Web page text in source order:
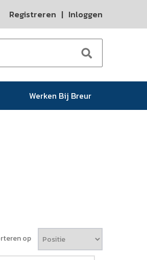
Registreren | Inloggen
Werken Bij Breur
op